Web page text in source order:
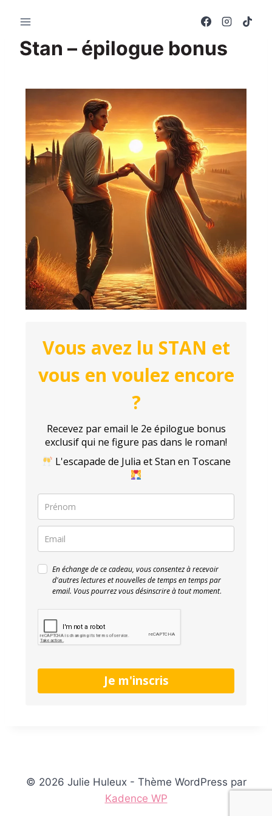
Stan – épilogue bonus
Vous avez lu STAN et
vous en voulez encore
?
Recevez par email le 2e épilogue bonus
exclusif qui ne figure pas dans le roman!
L'escapade de Julia et Stan en Toscane
En échange de ce cadeau, vous consentez à recevoir
d'autres lectures et nouvelles de temps en temps par
email. Vous pourrez vous désinscrire à tout moment.
Je m'inscris
© 2026 Julie Huleux - Thème WordPress par
Kadence WP